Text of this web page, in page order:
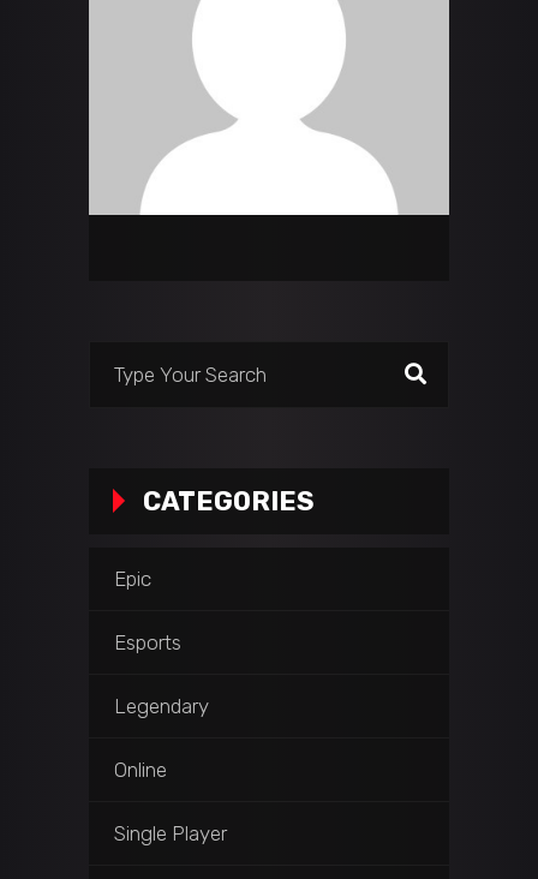
CATEGORIES
Epic
Esports
Legendary
Online
Single Player